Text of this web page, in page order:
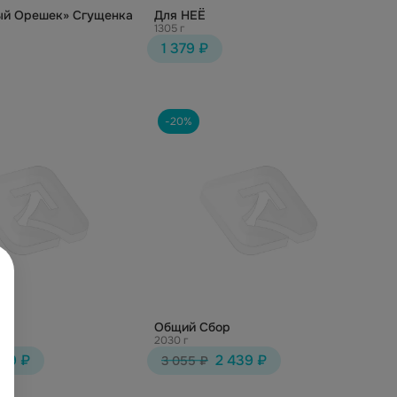
Орешек» Сгущенка
Для НЕЁ
1305 г
1 379 ₽
₽
-20%
Общий Сбор
2030 г
3 055 ₽ 2 439 ₽